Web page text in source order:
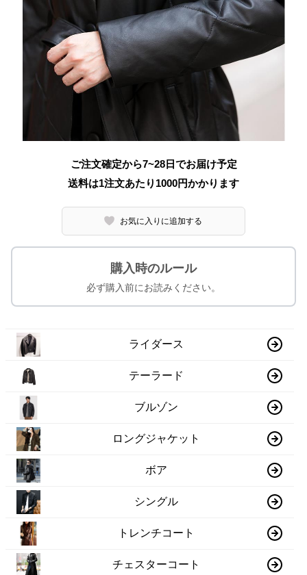
ご注文確定から7~28日でお届け予定
送料は1注文あたり 1000円かかります
お気に入りに追加する
購入時のルール
必ず購入前にお読みください。
ライダース
テーラード
ブルゾン
ロングジャケット
ボア
シングル
トレンチコート
チェスターコート